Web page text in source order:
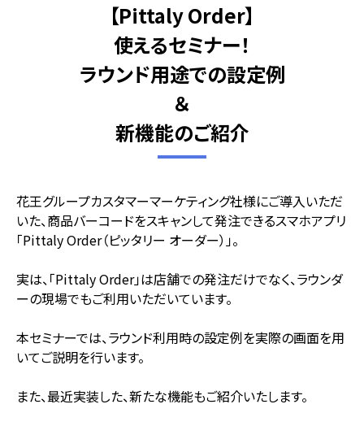
【Pittaly Order】
使えるセミナー！
ラウンド用途での設定例
＆
新機能のご紹介
花王グループカスタマーマーケティング社様にご導入いただ
いた、商品バーコードをスキャンして発注できるスマホアプリ
「Pittaly Order（ピッタリー オーダー）」。
実は、「Pittaly Order」は店舗での発注だけでなく、ラウンダ
ーの現場でもご利用いただいています。
本セミナーでは、ラウンド利用時の設定例を実際の画面を用
いてご説明を行います。
また、最近実装した、新たな機能もご紹介いたします。